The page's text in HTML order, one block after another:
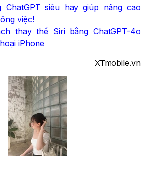
ChatGPT siêu hay giúp nâng cao
việc!
thay thế Siri bằng ChatGPT-4o
iPhone
XTmobile.vn